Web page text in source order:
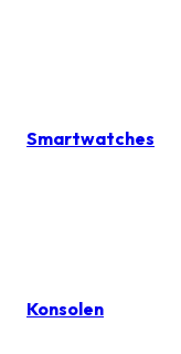
Smartwatches
Konsolen